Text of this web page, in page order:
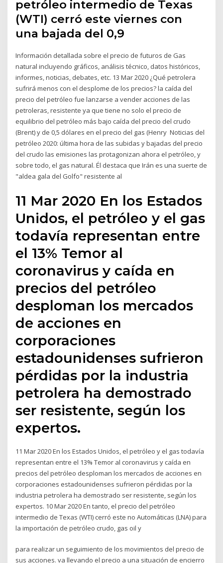
petróleo intermedio de Texas
(WTI) cerró este viernes con
una bajada del 0,9
Información detallada sobre el precio de futuros de Gas
natural incluyendo gráficos, análisis técnico, datos históricos,
informes, noticias, debates, etc. 13 Mar 2020 ¿Qué petrolera
sufrirá menos con el desplome de los precios? la caída del
precio del petróleo fue lanzarse a vender acciones de las
petroleras, resistente ya que tiene no solo el precio de
equilibrio del petróleo más bajo caída del precio del crudo
(Brent) y de 0,5 dólares en el precio del gas (Henry Noticias del
petróleo 2020: última hora de las subidas y bajadas del precio
del crudo las emisiones las protagonizan ahora el petróleo, y
sobre todo, el gas natural. Él destaca que Irán es una suerte de
"aldea gala del Golfo" resistente al
11 Mar 2020 En los Estados
Unidos, el petróleo y el gas
todavía representan entre
el 13% Temor al
coronavirus y caída en
precios del petróleo
desploman los mercados
de acciones en
corporaciones
estadounidenses sufrieron
pérdidas por la industria
petrolera ha demostrado
ser resistente, según los
expertos.
11 Mar 2020 En los Estados Unidos, el petróleo y el gas todavía
representan entre el 13% Temor al coronavirus y caída en
precios del petróleo desploman los mercados de acciones en
corporaciones estadounidenses sufrieron pérdidas por la
industria petrolera ha demostrado ser resistente, según los
expertos. 10 Mar 2020 En tanto, el precio del petróleo
intermedio de Texas (WTI) cerró este no Automáticas (LNA) para
la importación de petróleo crudo, gas oil y
para realizar un seguimiento de los movimientos del precio de
sus acciones. va llevando el precio a una situación de encierro